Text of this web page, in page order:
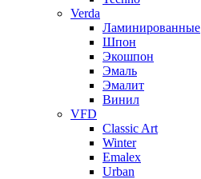
Verda
Ламинированные
Шпон
Экошпон
Эмаль
Эмалит
Винил
VFD
Classic Art
Winter
Emalex
Urban